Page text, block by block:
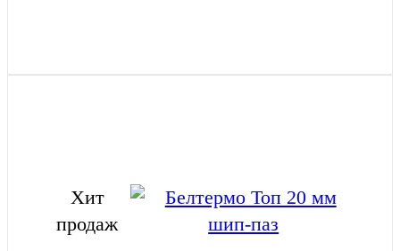
Хит
продаж